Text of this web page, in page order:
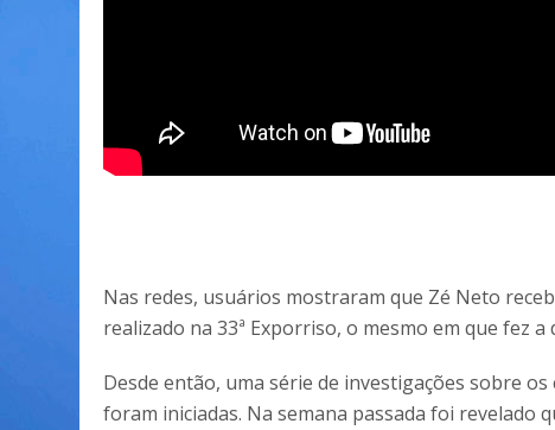
Nas redes, usuários mostraram que Zé Neto
realizado na 33ª Exporriso, o mesmo em que fez
Desde então, uma série de investigações sobre
foram iniciadas. Na semana passada foi revelado